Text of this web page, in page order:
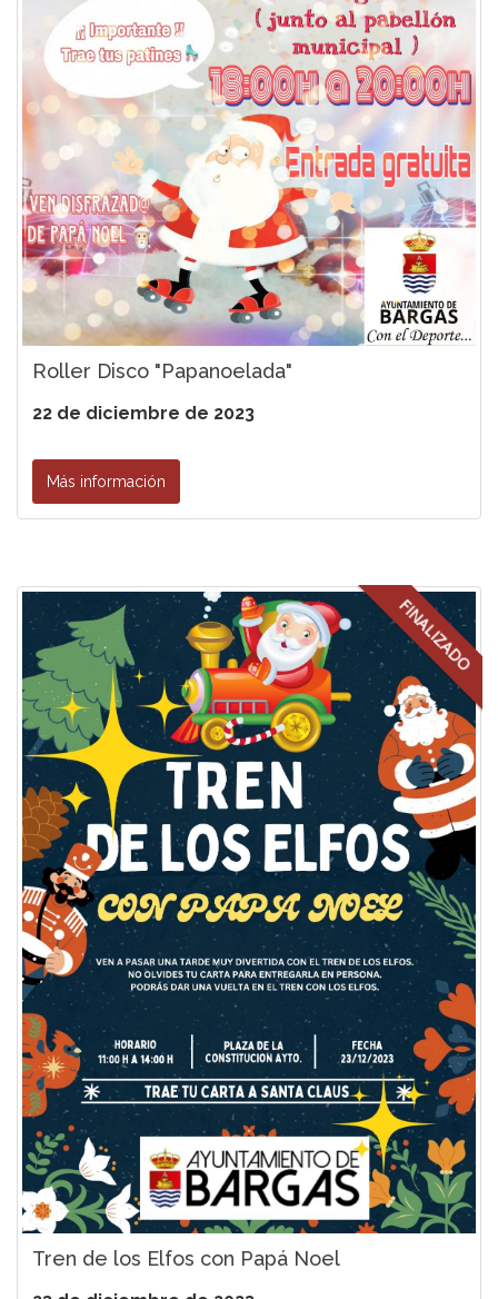
Roller Disco "Papanoelada"
22 de diciembre de 2023
Más información
FINALIZADO
Tren de los Elfos con Papá Noel